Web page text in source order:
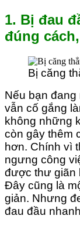
1. Bị đau
đúng
Bị căng
Nếu bạn
vẫn cố gắng
không những
còn gây thêm
hơn. Chính vì
ngưng công
được thư giãn
Đây cũng là
giản. Nhưng
đau đầu